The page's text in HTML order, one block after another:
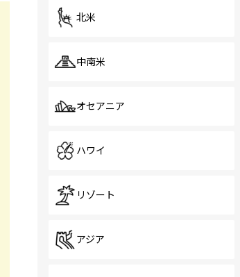
北米
中南米
オセアニア
ハワイ
リゾート
アジア